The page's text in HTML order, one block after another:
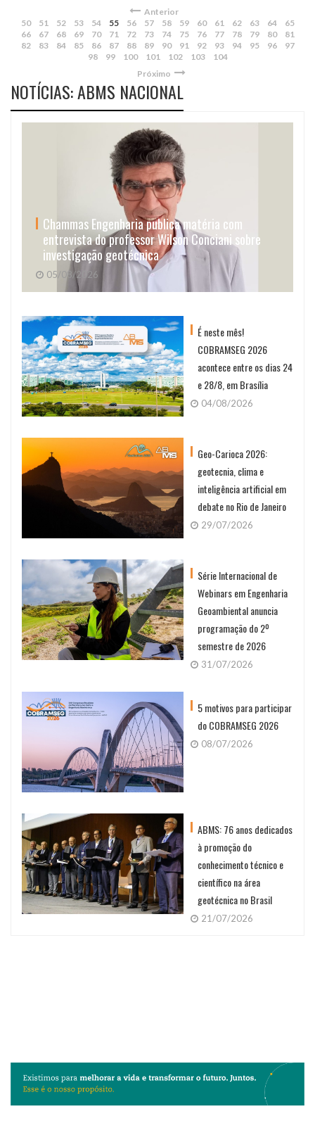
Anterior
50
51 52 53 54 55 56 57 58 59 60 61 62 63 64
65
66
67 68 69 70 71 72 73 74 75 76 77 78 79 80
81
82
83 84 85 86 87 88 89 90 91 92 93 94 95 96
97
98
99 100 101 102 103
104
Próximo
NOTÍCIAS: ABMS NACIONAL
Chammas Engenharia publica matéria com
entrevista do professor Wilson Conciani sobre
investigação geotécnica
05/08/2026
É neste mês!
COBRAMSEG 2026
acontece entre os dias 24
e 28/8, em Brasília
04/08/2026
Geo-Carioca 2026:
geotecnia, clima e
inteligência artificial em
debate no Rio de Janeiro
29/07/2026
Série Internacional de
Webinars em Engenharia
Geoambiental anuncia
programação do 2º
semestre de 2026
31/07/2026
5 motivos para participar
do COBRAMSEG 2026
08/07/2026
ABMS: 76 anos dedicados
à promoção do
conhecimento técnico e
científico na área
geotécnica no Brasil
21/07/2026